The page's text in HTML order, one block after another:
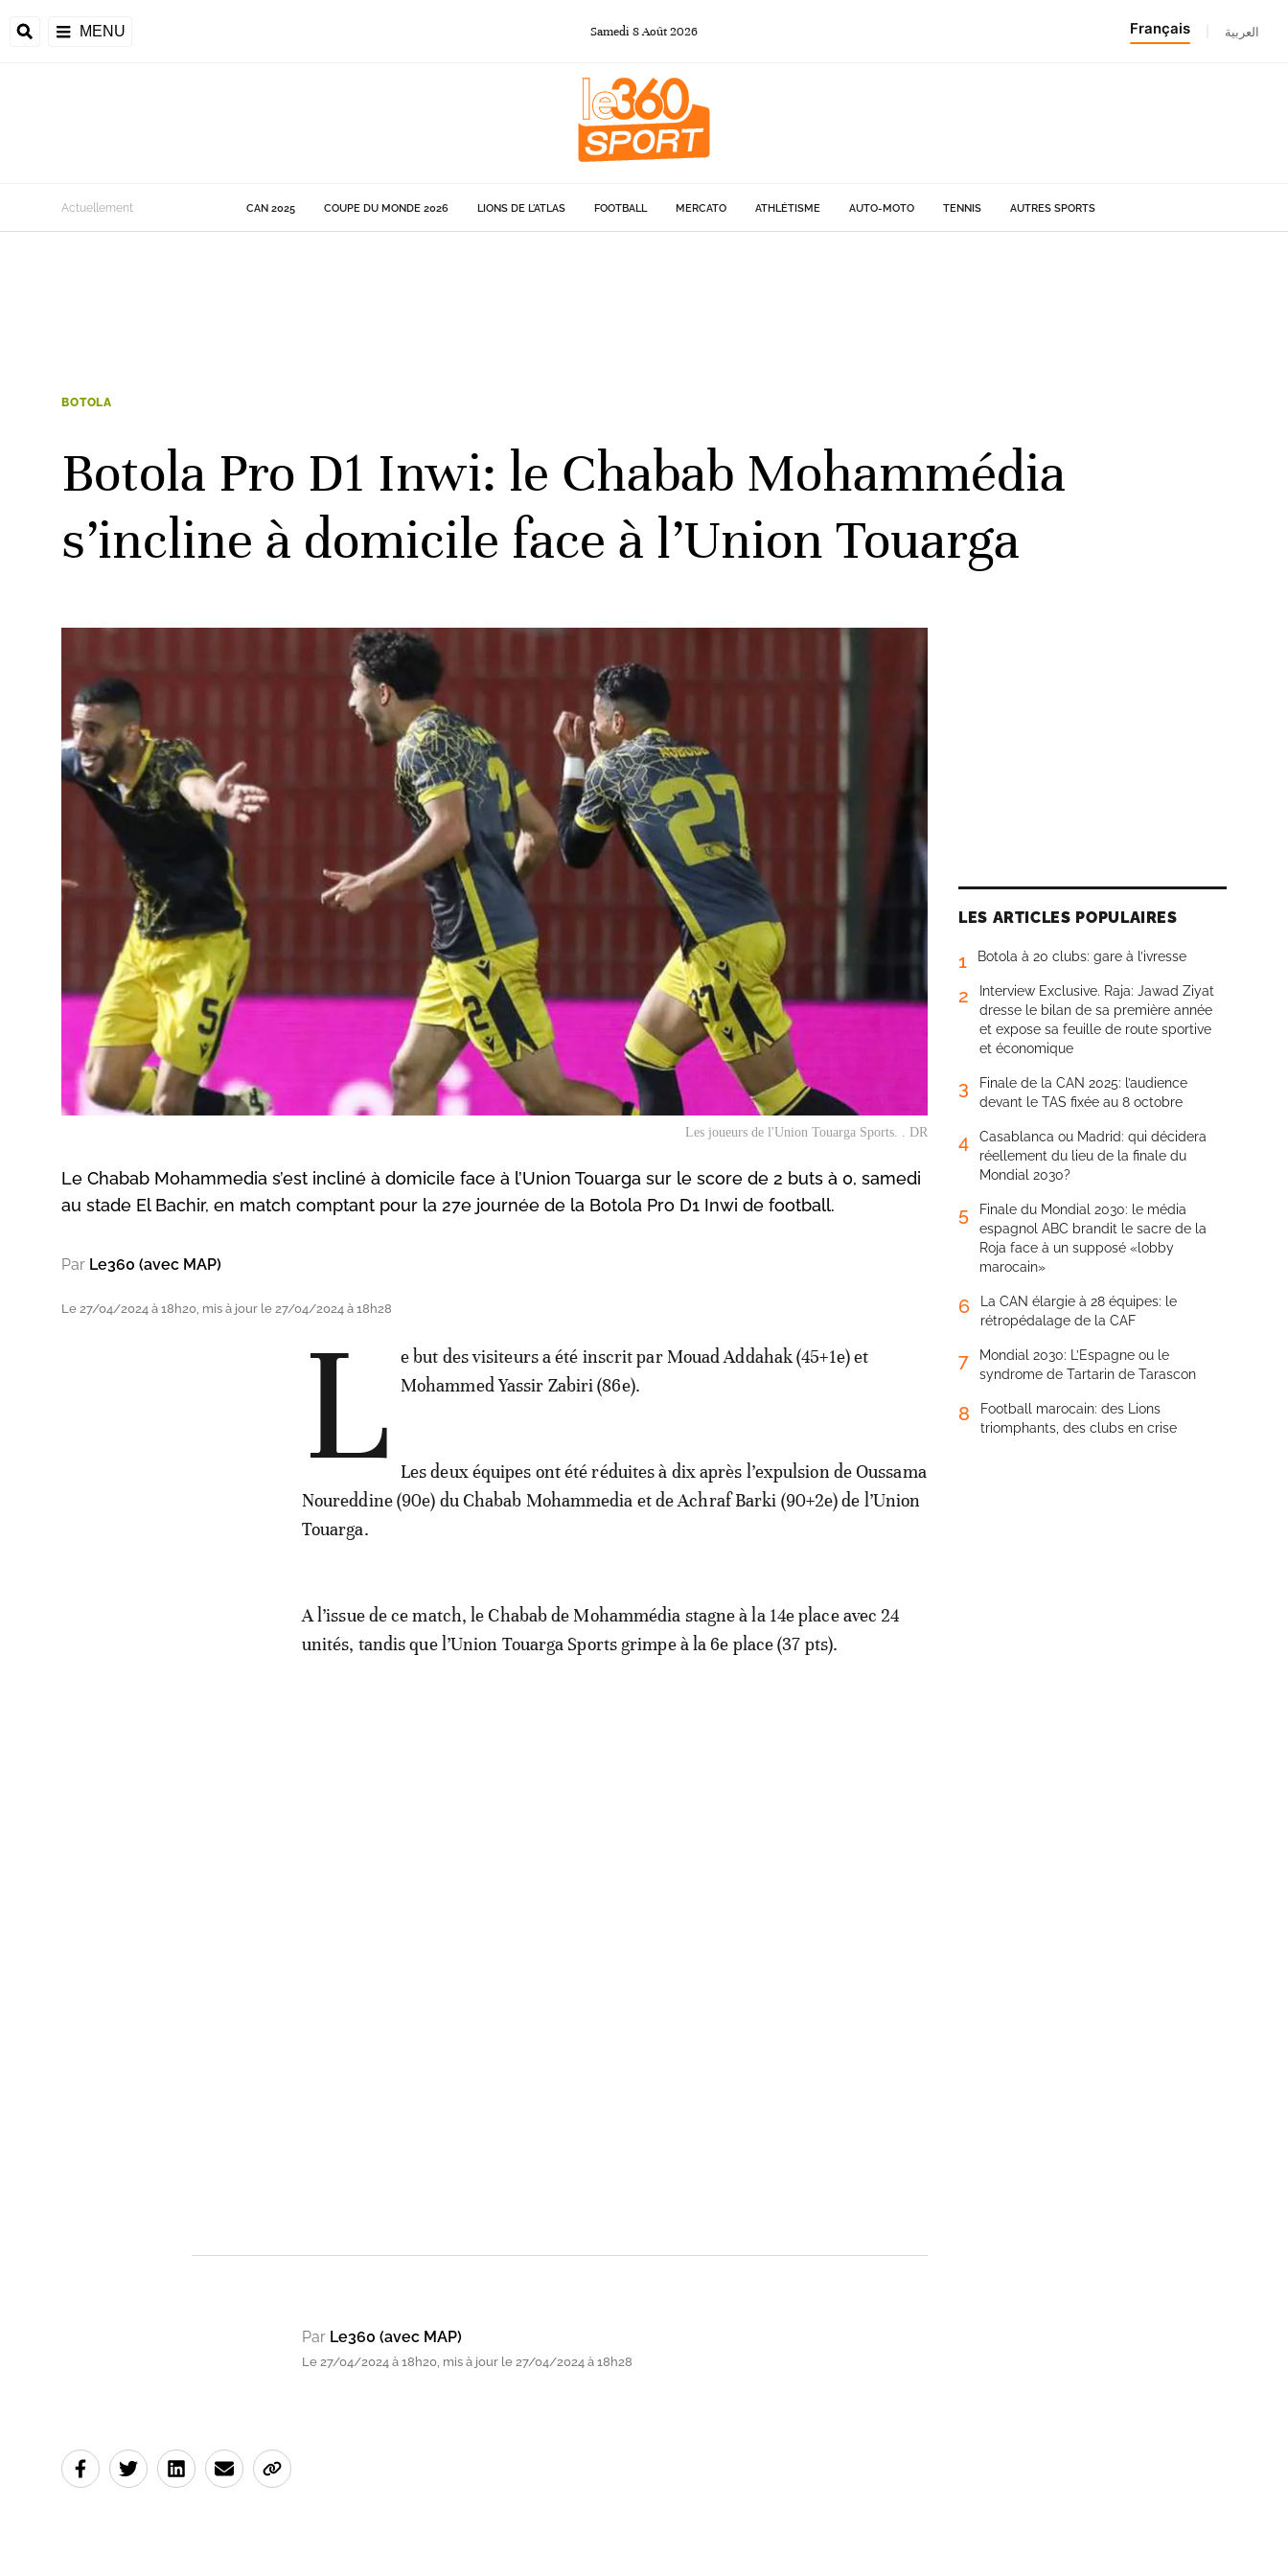
MENU Samedi 8Août2026 Français العربية
de la CAF
Actuellement CAN 2025 COUPE DU MONDE 2026 LIONS DE L'ATLAS FOOTBALL MERCATO ATHLÉTISME AUTO-MOTO TENNIS AUTRES SPORTS
BOTOLA
Botola Pro D1 Inwi: le Chabab Mohammédia
s’incline à domicile face à l’Union Touarga
Les joueurs de l'Union Touarga Sports. . DR
Le Chabab Mohammedia s’est incliné à domicile face à l’Union Touarga sur le score de 2 buts à 0, samedi
au stade El Bachir, en match comptant pour la 27e journée de la Botola Pro D1 Inwi de football.
Par Le360 (avec MAP)
Le 27/04/2024 à 18h20, mis à jour le 27/04/2024 à 18h28
L
e but des visiteurs a été inscrit par Mouad Addahak (45+1e) et
Mohammed Yassir Zabiri (86e).
Les deux équipes ont été réduites à dix après l’expulsion de Oussama
Noureddine (90e) du Chabab Mohammedia et de Achraf Barki (90+2e) de l’Union
Touarga.
A l’issue de ce match, le Chabab de Mohammédia stagne à la 14e place avec 24
unités, tandis que l’Union Touarga Sports grimpe à la 6e place (37 pts).
Par Le360 (avec MAP)
Le 27/04/2024 à 18h20, mis à jour le 27/04/2024 à 18h28
LES ARTICLES POPULAIRES
1 Botola à 20 clubs: gare à l’ivresse
2
Interview Exclusive. Raja: Jawad Ziyat
dresse le bilan de sa première année
et expose sa feuille de route sportive
et économique
3
Finale de la CAN 2025: l’audience
devant le TAS fixée au 8 octobre
4
Casablanca ou Madrid: qui décidera
réellement du lieu de la finale du
Mondial 2030?
5
Finale du Mondial 2030: le média
espagnol ABC brandit le sacre de la
Roja face à un supposé «lobby
marocain»
6
La CAN élargie à 28 équipes: le
rétropédalage de la CAF
7
Mondial 2030: L’Espagne ou le
syndrome de Tartarin de Tarascon
8
Football marocain: des Lions
triomphants, des clubs en crise